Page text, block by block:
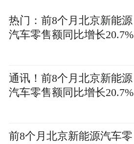
热门：前8个月北京新能源
汽车零售额同比增长20.7%
通讯！前8个月北京新能源
汽车零售额同比增长20.7%
前8个月北京新能源汽车零